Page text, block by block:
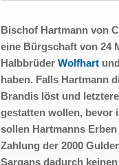
Bischof Hartmann von
eine Bürgschaft von 24
Halbbrüder Wolfhart und
haben. Falls Hartmann
Brandis löst und
gestatten wollen, bevor
sollen Hartmanns
Zahlung der 2000
Sargans dadurch